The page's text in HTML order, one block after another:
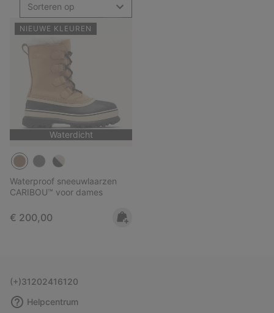
Sorteren op
NIEUWE KLEUREN
Waterdicht
Waterproof sneeuwlaarzen
CARIBOU™ voor dames
Regular price:
€ 200,00
(+)31202416120
Helpcentrum